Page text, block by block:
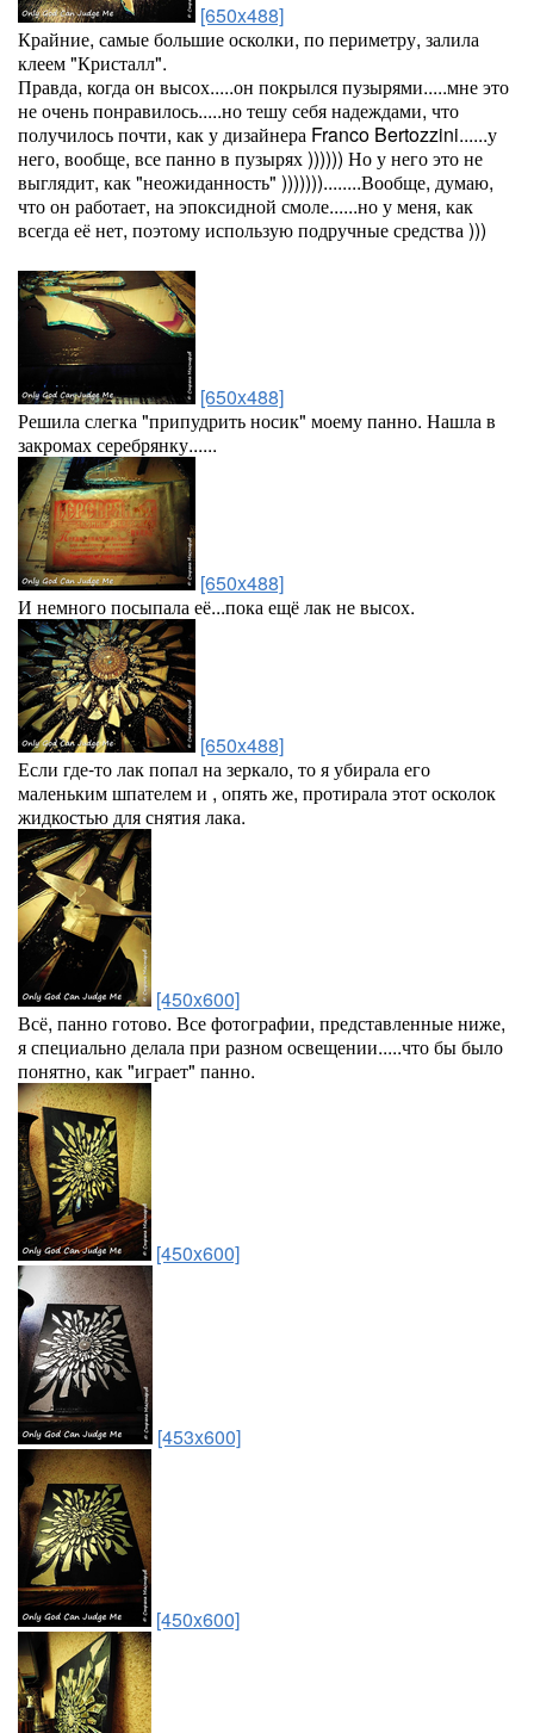
[650x488]
Крайние, самые большие осколки, по периметру, залила
клеем "Кристалл".
Правда, когда он высох.....он покрылся пузырями.....мне это
не очень понравилось.....но тешу себя надеждами, что
получилось почти, как у дизайнера Franco Bertozzini......у
него, вообще, все панно в пузырях )))))) Но у него это не
выглядит, как "неожиданность" )))))))........Вообще, думаю,
что он работает, на эпоксидной смоле......но у меня, как
всегда её нет, поэтому использую подручные средства )))
[650x488]
Решила слегка "припудрить носик" моему панно. Нашла в
закромах серебрянку......
[650x488]
И немного посыпала её...пока ещё лак не высох.
[650x488]
Если где-то лак попал на зеркало, то я убирала его
маленьким шпателем и , опять же, протирала этот осколок
жидкостью для снятия лака.
[450x600]
Всё, панно готово. Все фотографии, представленные ниже,
я специально делала при разном освещении.....что бы было
понятно, как "играет" панно.
[450x600]
[453x600]
[450x600]